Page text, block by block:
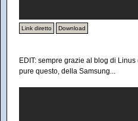
Link diretto Download
EDIT: sempre grazie al blog di
pure questo, della Samsung...